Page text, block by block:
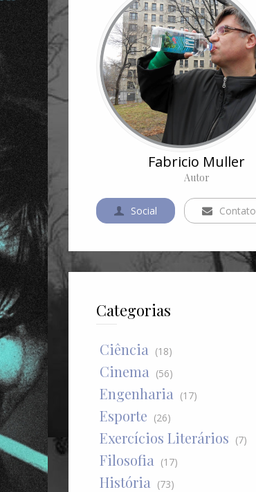
Fabricio Muller
Autor
Social Contato
Categorias
Ciência (18)
Cinema (56)
Engenharia (17)
Esporte (26)
Exercícios Literários (7)
Filosofia (17)
História (73)